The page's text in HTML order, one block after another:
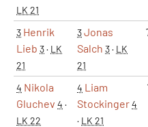
LK 21
3 Henrik
Lieb 3· LK
21
3Jonas
Salch 3· LK
21
4 Nikola
Gluchev 4 ·
LK 22
4 Liam
Stockinger4
· LK 21